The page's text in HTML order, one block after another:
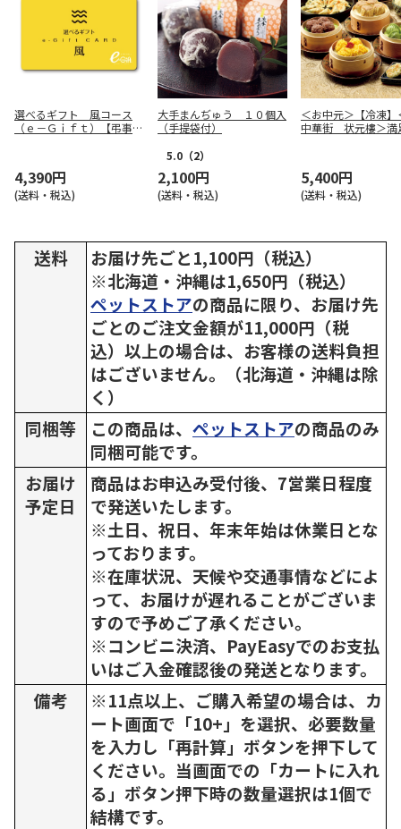
選べるギフト 風コース
（ｅ－Ｇｉｆｔ）【弔事
4,390円
(送料・税込)
大手まんぢゅう １０個入
（手提袋付）
5.0 （2）
2,100円
(送料・税込)
＜お中元＞【冷凍】
中華街 状元樓＞満
5,400円
(送料・税込)
送料
お届け先ごと1,100円（税込）
※北海道・沖縄は1,650円（税込）
ペットストアの商品に限り、お届け先
ごとのご注文金額が11,000円（税
込）以上の場合は、お客様の送料負担
はございません。（北海道・沖縄は除
く）
同梱等
この商品は、 ペットストアの商品のみ
同梱可能です。
お届け
予定日
商品はお申込み受付後、7営業日程度
で発送いたします。
※土日、祝日、年末年始は休業日とな
っております。
※在庫状況、天候や交通事情などによ
って、お届けが遅れることがございま
すので予めご了承ください。
※コンビニ決済、PayEasyでのお支払
いはご入金確認後の発送となります。
備考
※11点以上、ご購入希望の場合は、カ
ート画面で「10+」を選択、必要数量
を入力し「再計算」ボタンを押下して
ください。当画面での「カートに入れ
る」ボタン押下時の数量選択は1個で
結構です。